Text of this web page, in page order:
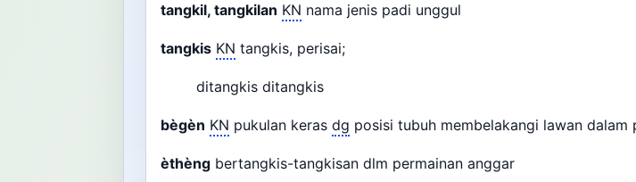
tangkil, tangkilan KN nama jenis padi unggul
tangkis KN tangkis, perisai;
ditangkis ditangkis
bègèn KN pukulan keras dg posisi tubuh membelakangi lawan
èthèng bertangkis-tangkisan dlm permainan anggar